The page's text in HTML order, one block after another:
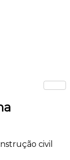
civil